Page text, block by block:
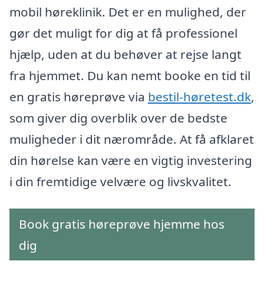
mobil høreklinik. Det er en mulighed, der
gør det muligt for dig at få professionel
hjælp, uden at du behøver at rejse langt
fra hjemmet. Du kan nemt booke en tid til
en gratis høreprøve via bestil-høretest.dk,
som giver dig overblik over de bedste
muligheder i dit nærområde. At få afklaret
din hørelse kan være en vigtig investering
i din fremtidige velvære og livskvalitet.
Book gratis høreprøve hjemme hos
dig